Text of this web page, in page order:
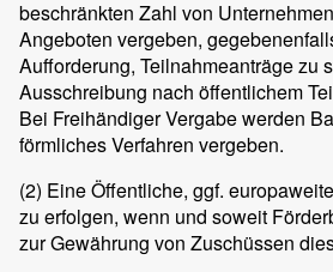
beschränkten Zahl von
Angeboten vergeben,
Aufforderung, Teilnahmeanträge zu
Ausschreibung nach öffentlichem
Bei Freihändiger Vergabe werden
förmliches Verfahren vergeben.
(2) Eine Öffentliche, ggf.
zu erfolgen, wenn und soweit
zur Gewährung von Zuschüssen